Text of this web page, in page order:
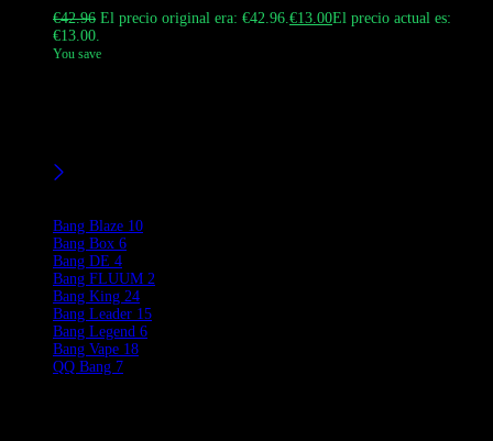
€42.96 El precio original era: €42.96.€13.00El precio actual es:
€13.00.
You save
Bang Blaze 10
Bang Box 6
Bang DE 4
Bang FLUUM 2
Bang King 24
Bang Leader 15
Bang Legend 6
Bang Vape 18
QQ Bang 7